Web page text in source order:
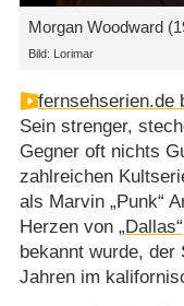
Morgan Woodward
Bild: Lorimar
fernsehserien.de
Sein strenger,
Gegner oft nichts
zahlreichen
als Marvin „Punk“
Herzen von „Dallas“
bekannt wurde,
Jahren im